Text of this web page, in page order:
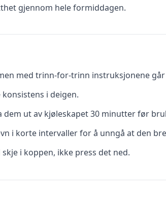
gjennom hele formiddagen.
med trinn-for-trinn instruksjonene
i deigen.
ut av kjøleskapet 30 minutter før
i korte intervaller for å unngå at den
i koppen, ikke press det ned.